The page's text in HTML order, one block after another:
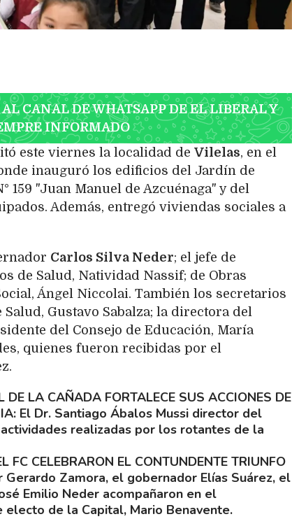
CANAL DE WHATSAPP DE EL LIBERAL Y
INFORMADO
este viernes la localidad de Vilelas, en el
inauguró los edificios del Jardín de
159 "Juan Manuel de Azcuénaga" y del
Además, entregó viviendas sociales a
Carlos Silva Neder; el jefe de
de Salud, Natividad Nassif; de Obras
Ángel Niccolai. También los secretarios
Gustavo Sabalza; la directora del
del Consejo de Educación, María
quienes fueron recibidas por el
DE LA CAÑADA FORTALECE SUS ACCIONES DE
El Dr. Santiago Ábalos Mussi director del
realizadas por los rotantes de la
FC CELEBRARON EL CONTUNDENTE TRIUNFO
Gerardo Zamora, el gobernador Elías Suárez, el
Emilio Neder acompañaron en el
de la Capital, Mario Benavente.